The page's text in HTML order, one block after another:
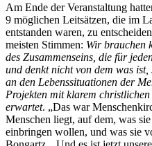
Am Ende der Veranstaltung
9 möglichen Leitsätzen, die im
entstanden waren, zu
meisten Stimmen: Wir brauchen
des Zusammenseins, die für
und denkt nicht von dem was
an den Lebenssituationen der
Projekten mit klarem
erwartet. „Das war
Menschen liegt, auf dem, was
einbringen wollen, und was sie